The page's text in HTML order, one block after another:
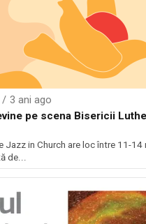
3 ani ago
pe scena Bisericii
Jazz in Church are loc între 11-
de...